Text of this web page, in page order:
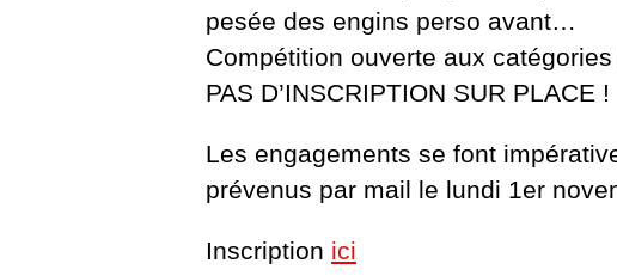
pesée des engins perso avant…
Compétition ouverte aux
PAS D’INSCRIPTION SUR PLACE !
Les engagements se font
prévenus par mail le lundi 1er
Inscription ici